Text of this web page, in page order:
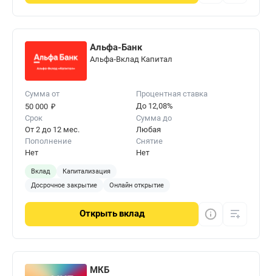
Альфа-Банк
Альфа‑Вклад Капитал
Сумма от
50 000 ₽
Процентная ставка
До 12,08%
Срок
От 2 до 12 мес.
Сумма до
Любая
Пополнение
Нет
Снятие
Нет
Вклад
Капитализация
Досрочное закрытие
Онлайн открытие
Открыть вклад
МКБ